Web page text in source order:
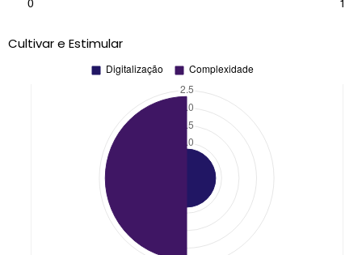
Cultivar e Estimular